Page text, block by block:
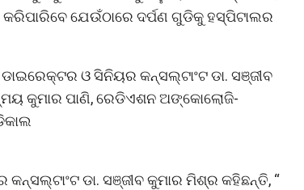
ଯେଉଁଠାରେ ଦର୍ପଣ ଗୁଡିକୁ ହସ୍ପିଟାଲର
ଓ ସିନିୟର କନ୍‌ସଲ୍‌ଟାଂଟ ଡା. ସଞ୍ଜୀବ
କୁମାର ପାଣି, ରେଡିଏଶନ ଅଙ୍କୋଲୋଜି-
ଡା. ସଞ୍ଜୀବ କୁମାର ମିଶ୍ର କହିଛନ୍ତି, “